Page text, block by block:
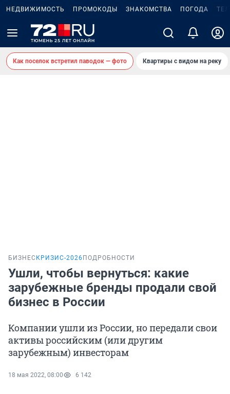
НЕДВИЖИМОСТЬ ПРОМОКОДЫ ЗНАКОМСТВА ПОГОДА
Как поселок встретил паводок — фото Квартиры с видом на реку
БИЗНЕС КРИЗИС-2026 ПОДРОБНОСТИ
Ушли, чтобы вернуться: какие
зарубежные бренды продали свой
бизнес в России
Компании ушли из России, но передали свои
активы российским (или другим
зарубежным) инвесторам
18 мая 2022, 08:00 6 142